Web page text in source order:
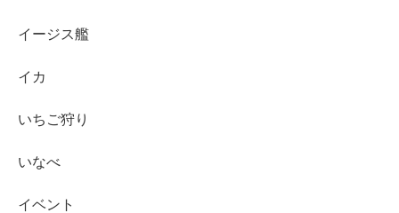
イージス艦
イカ
いちご狩り
いなべ
イベント